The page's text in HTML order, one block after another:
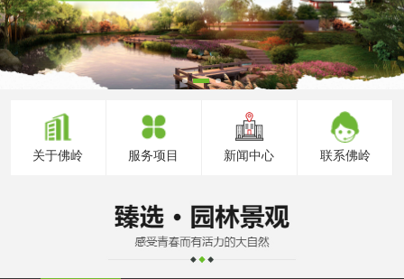
关于佛岭 服务项目 新闻中心 联系佛岭